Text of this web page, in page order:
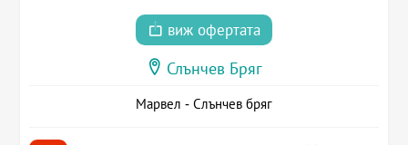
виж офертата
Слънчев Бряг
Марвел - Слънчев бряг